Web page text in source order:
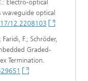
Electro-optical
optical
12.2208103
F.; Schröder,
Graded-
Termination.